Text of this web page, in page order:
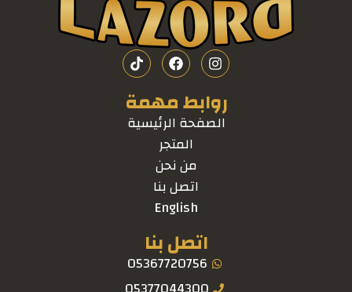
روابط مهمة
الصفحة الرئيسية
المتجر
من نحن
اتصل بنا
English
اتصل بنا
05367720756